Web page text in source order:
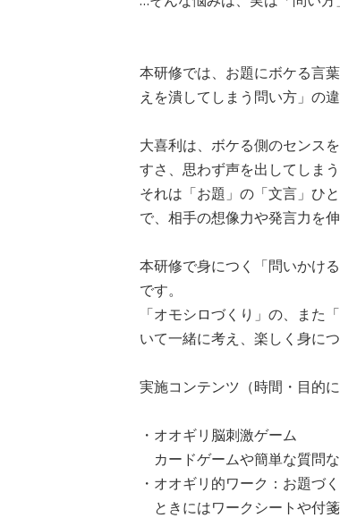
本研修では、お題にボケる言
えを潰してしまう問い方」の
大喜利は、ボケる側のセンス
すさ、思わず声を出してしま
それは「お題」の「文言」ひ
で、相手の想像力や発言力を
本研修で身につく「問いかけ
です。
「オモシロづくり」の、また
いて一緒に考え、楽しく身につ
実施コンテンツ（時間・目的
・オオギリ脳刺激ゲーム
カードゲームや簡単な質問
・オオギリ的ワーク：お題づ
ときにはワークシートや付